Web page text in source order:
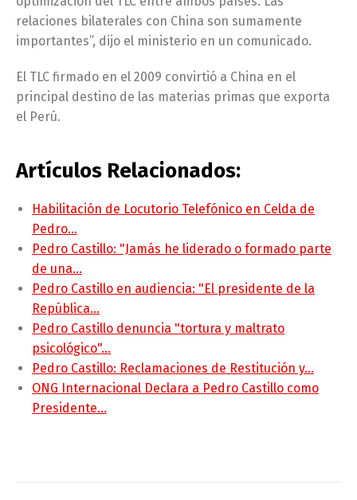
relaciones bilaterales con China son sumamente
importantes”, dijo el ministerio en un comunicado.
El TLC firmado en el 2009 convirtió a China en el
principal destino de las materias primas que exporta
el Perú.
Artículos Relacionados:
Habilitación de Locutorio Telefónico en Celda de
Pedro…
Pedro Castillo: "Jamás he liderado o formado parte
de una…
Pedro Castillo en audiencia: "El presidente de la
República…
Pedro Castillo denuncia "tortura y maltrato
psicológico"…
Pedro Castillo: Reclamaciones de Restitución y…
ONG Internacional Declara a Pedro Castillo como
Presidente…